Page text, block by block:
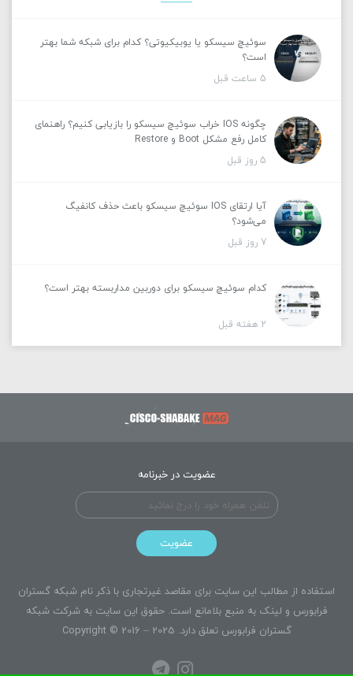
سوئیچ سیسکو یا یوبیکیوتی؟ کدام برای شبکه شما بهتر
است؟
5 ساعت قبل
چگونه IOS خراب سوئیچ سیسکو را بازیابی کنیم؟ راهنمای
کامل رفع مشکل Boot و Restore
5 روز قبل
آیا ارتقای IOS سوئیچ سیسکو باعث حذف کانفیگ
می‌شود؟
7 روز قبل
کدام سوئیچ سیسکو برای دوربین مداربسته بهتر است؟
2 هفته قبل
عضویت در خبرنامه
عضویت
استفاده از مطالب این سایت برای مقاصد غیرتجاری با ذکر نام شبکه گستران
فرابورس و لینک به منبع بلامانع است. حقوق این سایت بهشرکت شبکه
گستران فرابورس تعلق دارد. Copyright © 2016 – 2025